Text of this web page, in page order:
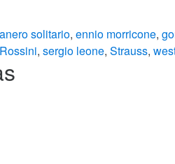
solitario, ennio morricone,
Rossini, sergio leone, Strauss,